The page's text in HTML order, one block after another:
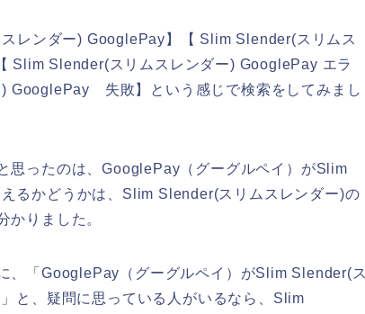
レンダー) GooglePay】【 Slim Slender(スリムス
Slender(スリムスレンダー) GooglePay エラ
GooglePay 失敗】という感じで検索をしてみまし
思ったのは、GooglePay（グーグルペイ）がSlim
るかどうかは、Slim Slender(スリムスレンダー)の
かりました。
、「GooglePay（グーグルペイ）がSlim Slender(ス
と、疑問に思っている人がいるなら、Slim